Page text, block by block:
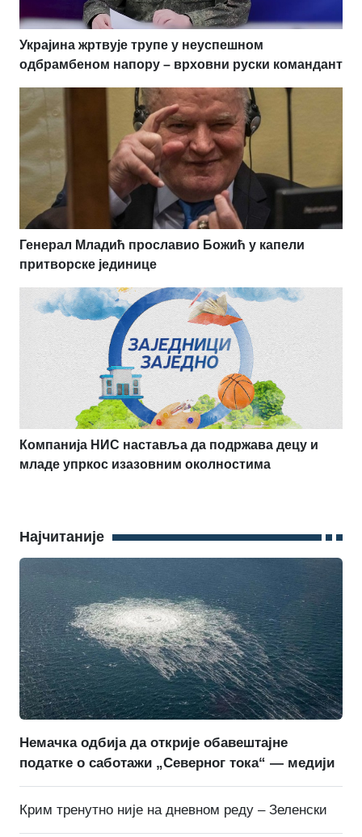
Украјина жртвује трупе у неуспешном
одбрамбеном напору – врховни руски командант
Генерал Младић прославио Божић у капели
притворске јединице
Компанија НИС наставља да подржава децу и
младе упркос изазовним околностима
Најчитаније
Немачка одбија да открије обавештајне
податке о саботажи „Северног тока“ — медији
Крим тренутно није на дневном реду – Зеленски